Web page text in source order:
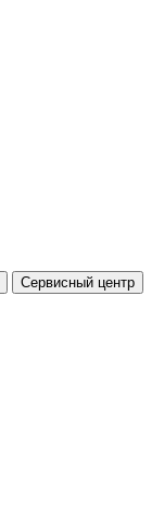
Сервисный центр